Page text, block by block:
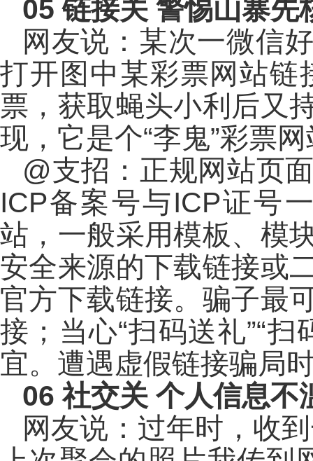
05链接关 警惕山寨先
网友说：某次一微信
打开图中某彩票网站链
票，获取蝇头小利后又
现，它是个“李鬼”彩票
@支招：正规网站页
ICP备案号与ICP证号
站，一般采用模板、模
安全来源的下载链接或
官方下载链接。骗子最
接；当心“扫码送礼”“
宜。遭遇虚假链接骗局
06社交关 个人信息不
网友说：过年时，收